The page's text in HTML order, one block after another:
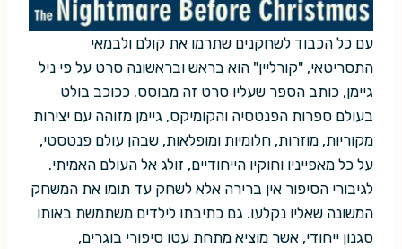
עם כל הכבוד לשחקנים שתרמו את קולם ולבמאי
התסריטאי, "קורליין" הוא בראש ובראשונה סרט על פי ניל
גיימן, כותב הספר שעליו סרט זה מבוסס. ככוכב בולט
בעולם ספרות הפנטסיה והקומיקס, גיימן מזוהה עם יצירות
מקוריות, מוזרות, חלומיות ומופלאות, שבהן עולם פנטסטי,
על כל מאפייניו וחוקיו הייחודיים, זולג אל העולם האמיתי.
לגיבורי הסיפור אין ברירה אלא לשחק עד תומו את המשחק
המשונה שאליו נקלעו. גם כתיבתו לילדים משתמשת באותו
סגנון ייחודי, אשר מוציא מתחת עטו סיפורי בוגרים,